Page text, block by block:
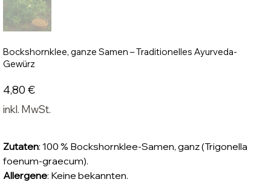
Bockshornklee, ganze Samen – Traditionelles Ayurveda-
Gewürz
Preis
4,80 €
inkl. MwSt.
Zutaten: 100 % Bockshornklee-Samen, ganz (Trigonella
foenum-graecum).
Allergene: Keine bekannten.